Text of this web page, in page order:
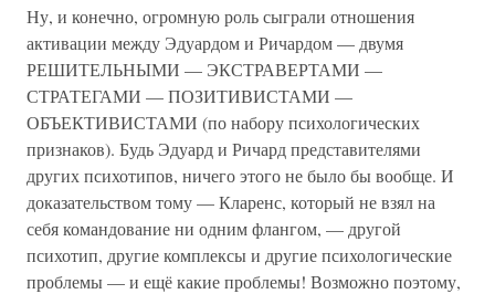
Ну, и конечно, огромную роль сыграли отношения
активации между Эдуардом и Ричардом — двумя
РЕШИТЕЛЬНЫМИ — ЭКСТРАВЕРТАМИ —
СТРАТЕГАМИ — ПОЗИТИВИСТАМИ —
ОБЪЕКТИВИСТАМИ (по набору психологических
признаков). Будь Эдуард и Ричард представителями
других психотипов, ничего этого не было бы вообще. И
доказательством тому — Кларенс, который не взял на
себя командование ни одним флангом, — другой
психотип, другие комплексы и другие психологические
проблемы — и ещё какие проблемы! Возможно поэтому,